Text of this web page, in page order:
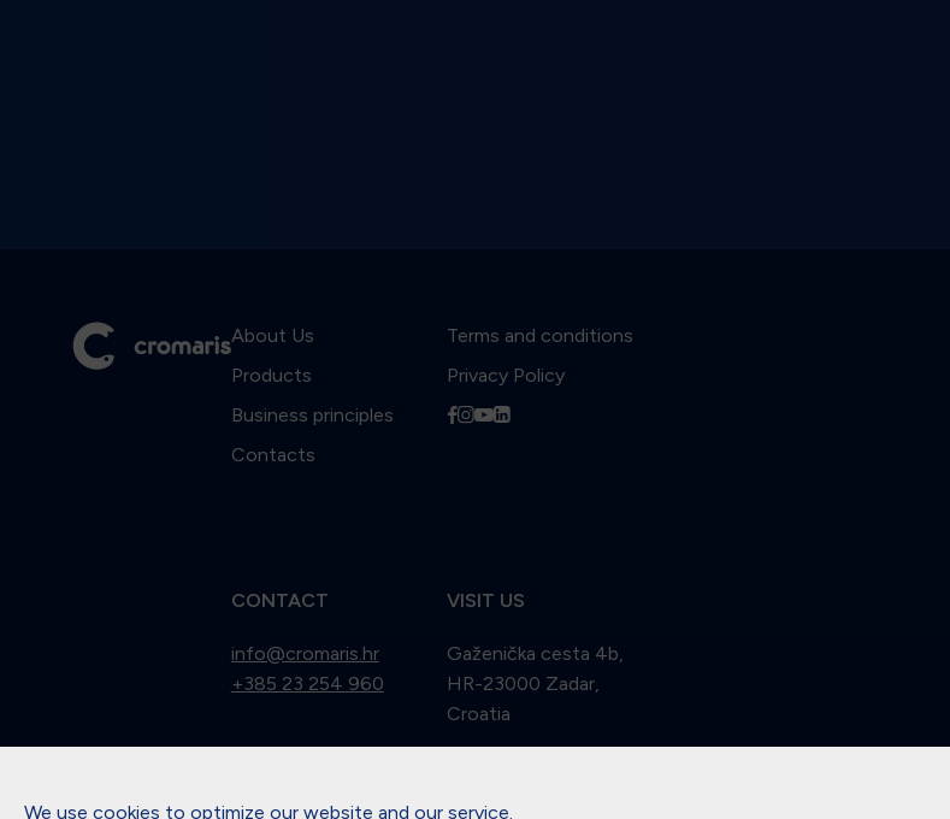
We use cookies to optimize our website and our service.
About Us
Products
Business principles
Contacts
Terms and conditions
Privacy Policy
fiyl
CONTACT
info@cromaris.hr
+385 23 254 960
VISIT US
Gaženička cesta 4b,
HR-23000 Zadar,
Croatia